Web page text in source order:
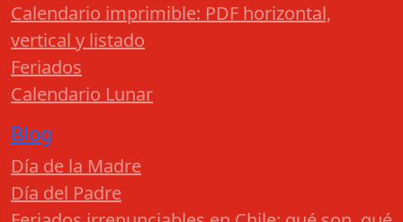
Calendario imprimible: PDF horizontal,
vertical y listado
Feriados
Calendario Lunar
Blog
Día de la Madre
Día del Padre